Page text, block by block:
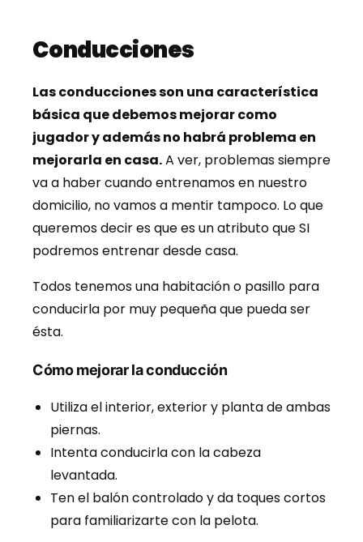
Conducciones
Las conducciones son una característica
básica que debemos mejorar como
jugador y además no habrá problema en
mejorarla en casa.A ver, problemas siempre
va a haber cuando entrenamos en nuestro
domicilio, no vamos a mentir tampoco. Lo que
queremos decir es que es un atributo que SI
podremos entrenar desde casa.
Todos tenemos una habitación o pasillo para
conducirla por muy pequeña que pueda ser
ésta.
Cómo mejorar la conducción
Utiliza el interior, exterior y planta de ambas
piernas.
Intenta conducirla con la cabeza
levantada.
Ten el balón controlado y da toques cortos
para familiarizarte con la pelota.